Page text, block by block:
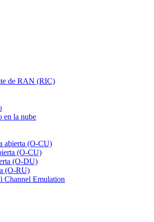
de RAN (RIC)
en la nube
abierta (O-CU)
(O-CU)
(O-DU)
(O-RU)
Channel Emulation